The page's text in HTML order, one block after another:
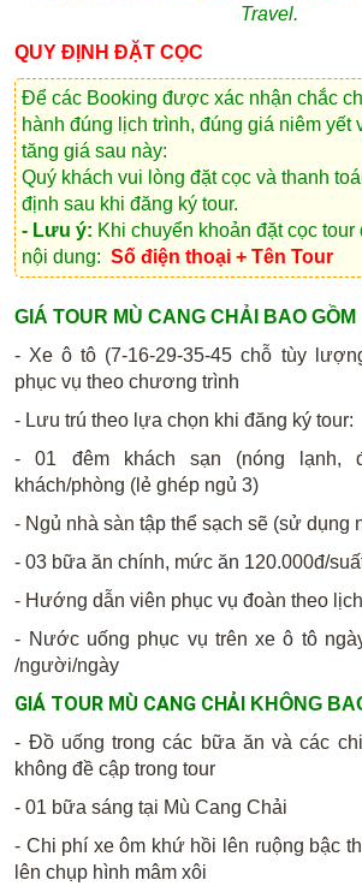
Travel.
QUY ĐỊNH ĐẶT CỌC
Để các Booking được xác nhận chắc
hành đúng lịch trình, đúng giá niêm yết
tăng giá sau này:
Quý khách vui lòng đặt cọc và thanh
định sau khi đăng ký tour.
- Lưu ý: Khi chuyển khoản đặt cọc
nội dung: Số điện thoại + Tên Tour
GIÁ TOUR MÙ CANG CHẢI BAO GỒM
- Xe ô tô (7-16-29-35-45 chỗ tùy
phục vụ theo chương trình
- Lưu trú theo lựa chọn khi đăng ký tour:
- 01 đêm khách sạn (nóng lạnh,
khách/phòng (lẻ ghép ngủ 3)
- Ngủ nhà sàn tập thể sạch sẽ (sử dụng
- 03 bữa ăn chính, mức ăn 120.000đ/
- Hướng dẫn viên phục vụ đoàn theo
- Nước uống phục vụ trên xe ô tô
/người/ngày
GIÁ TOUR MÙ CANG CHẢI KHÔNG
- Đồ uống trong các bữa ăn và các
không đề cập trong tour
- 01 bữa sáng tại Mù Cang Chải
- Chi phí xe ôm khứ hồi lên ruộng bậc
lên chụp hình mâm xôi